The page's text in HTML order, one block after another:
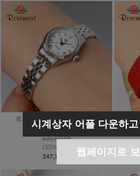
로즈몽 신상 RS#62-03RM-MT
백화점AS
535,000원
(35%할인)
347,750원
로즈몽
시계상자 어플 다운하
웹페이지로 보